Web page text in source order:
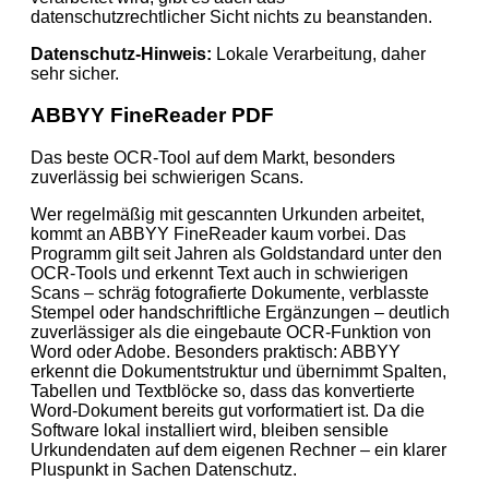
datenschutzrechtlicher Sicht nichts zu beanstanden.
Datenschutz-Hinweis: Lokale Verarbeitung, daher
sehr sicher.
ABBYY FineReader PDF
Das beste OCR‑Tool auf dem Markt, besonders
zuverlässig bei schwierigen Scans.
Wer regelmäßig mit gescannten Urkunden arbeitet,
kommt an ABBYY FineReader kaum vorbei. Das
Programm gilt seit Jahren als Goldstandard unter den
OCR-Tools und erkennt Text auch in schwierigen
Scans – schräg fotografierte Dokumente, verblasste
Stempel oder handschriftliche Ergänzungen – deutlich
zuverlässiger als die eingebaute OCR-Funktion von
Word oder Adobe. Besonders praktisch: ABBYY
erkennt die Dokumentstruktur und übernimmt Spalten,
Tabellen und Textblöcke so, dass das konvertierte
Word-Dokument bereits gut vorformatiert ist. Da die
Software lokal installiert wird, bleiben sensible
Urkundendaten auf dem eigenen Rechner – ein klarer
Pluspunkt in Sachen Datenschutz.